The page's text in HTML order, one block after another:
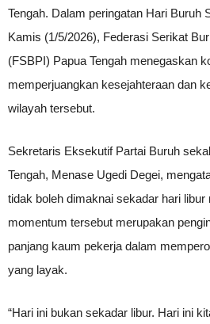
Tengah. Dalam peringatan Hari Buruh
Kamis (1/5/2026), Federasi Serikat
(FSBPI) Papua Tengah menegaskan
memperjuangkan kesejahteraan dan
wilayah tersebut.
Sekretaris Eksekutif Partai Buruh
Tengah, Menase Ugedi Degei,
tidak boleh dimaknai sekadar hari libur
momentum tersebut merupakan
panjang kaum pekerja dalam
yang layak.
“Hari ini bukan sekadar libur. Hari ini